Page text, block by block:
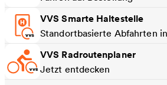
VVS Smarte Haltestelle
Standortbasierte Abfahrten
VVS Radroutenplaner
Jetzt entdecken